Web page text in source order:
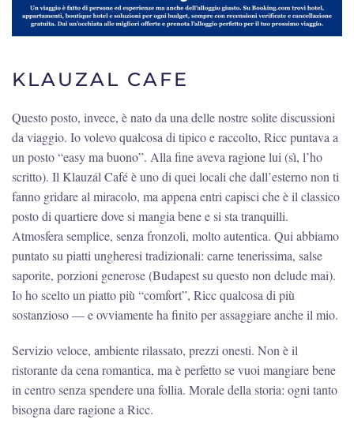
KLAUZAL CAFE
Questo posto, invece, è nato da una delle nostre solite discussioni
da viaggio. Io volevo qualcosa di tipico e raccolto, Ricc puntava a
un posto “easy ma buono”. Alla fine aveva ragione lui (sì, l’ho
scritto). Il Klauzál Café è uno di quei locali che dall’esterno non ti
fanno gridare al miracolo, ma appena entri capisci che è il classico
posto di quartiere dove si mangia bene e si sta tranquilli.
Atmosfera semplice, senza fronzoli, molto autentica. Qui abbiamo
puntato su piatti ungheresi tradizionali: carne tenerissima, salse
saporite, porzioni generose (Budapest su questo non delude mai).
Io ho scelto un piatto più “comfort”, Ricc qualcosa di più
sostanzioso — e ovviamente ha finito per assaggiare anche il mio.
Servizio veloce, ambiente rilassato, prezzi onesti. Non è il
ristorante da cena romantica, ma è perfetto se vuoi mangiare bene
in centro senza spendere una follia. Morale della storia: ogni tanto
bisogna dare ragione a Ricc.